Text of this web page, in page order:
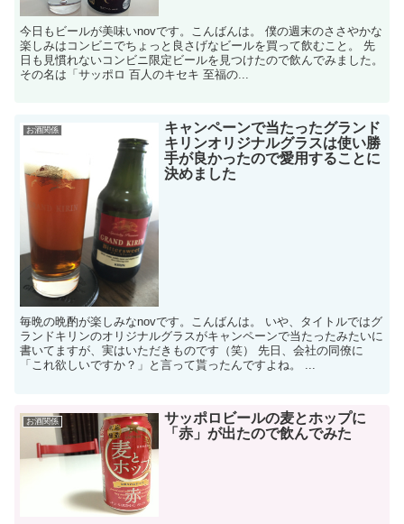
今日もビールが美味いnovです。こんばんは。 僕の週末のささやかな
楽しみはコンビニでちょっと良さげなビールを買って飲むこと。 先
日も見慣れないコンビニ限定ビールを見つけたので飲んでみました。
その名は「サッポロ 百人のキセキ 至福の...
お酒関係
キャンペーンで当たったグランド
キリンオリジナルグラスは使い勝
手が良かったので愛用することに
決めました
毎晩の晩酌が楽しみなnovです。こんばんは。 いや、タイトルではグ
ランドキリンのオリジナルグラスがキャンペーンで当たったみたいに
書いてますが、実はいただきものです（笑） 先日、会社の同僚に
「これ欲しいですか？」と言って貰ったんですよね。 ...
お酒関係
サッポロビールの麦とホップに
「赤」が出たので飲んでみた